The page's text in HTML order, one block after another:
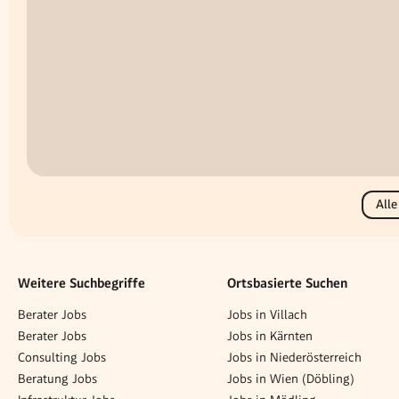
Alle
Weitere Suchbegriffe
Berater Jobs
Berater Jobs
Consulting Jobs
Beratung Jobs
Ortsbasierte Suchen
Jobs in Villach
Jobs in Kärnten
Jobs in Niederösterreich
Jobs in Wien (Döbling)